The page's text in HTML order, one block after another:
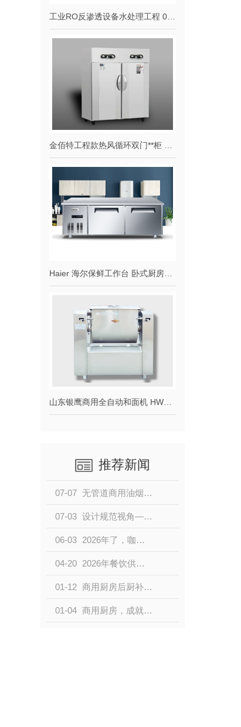
工业RO反渗透设备水处理工程 0.5吨1吨2吨纯水设备去离子水大型净水器定制
Haier 海尔保鲜工作台 卧式厨房操作台商用冰柜单温冷藏冷冻餐饮后厨不锈钢冷柜冰吧台 1.2米冷藏冷冻转换铜芯真钢SP-230C/D2
推荐新闻
07-07 无管道商用油烟净化设备怎么选？
07-03 设计规范视角——设备清单背后的强制性逻辑
06-03 2026年了，咖啡馆适合用哪种商用洗碗机？
04-20 2026年餐饮供应链破3万亿！酒店后厨设备采购新趋势全解读
01-12 商用厨房后厨补风的重要性
01-04 商用厨房，成就美味事业！